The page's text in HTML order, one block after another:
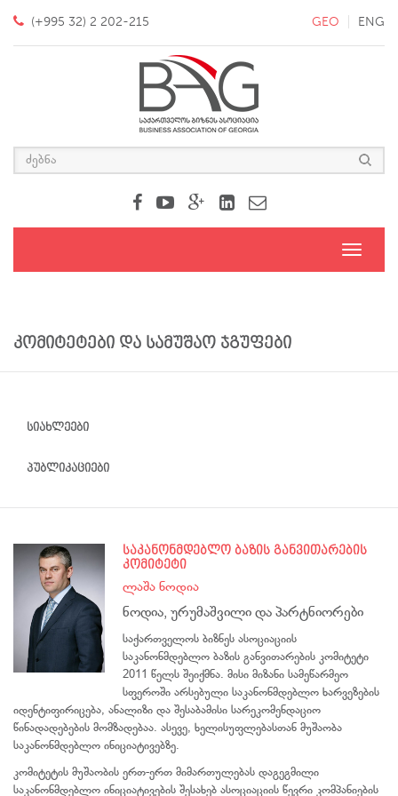
(+995 32) 2 202-215 GEO ENG
Toggle
კომიტეტები და სამუშაო ჯგუფები
სიახლეები
პუბლიკაციები
საკანონმდებლო ბაზის განვითარების
კომიტეტი
ლაშა ნოდია
ნოდია, ურუმაშვილი და პარტნიორები
საქართველოს ბიზნეს ასოციაციის
საკანონმდებლო ბაზის განვითარების კომიტეტი
2011 წელს შეიქმნა. მისი მიზანი სამეწარმეო
სფეროში არსებული საკანონმდებლო ხარვეზების
იდენტიფირიცება, ანალიზი და შესაბამისი სარეკომენდაციო
წინადადებების მომზადებაა. ასევე, ხელისუფლებასთან მუშაობა
საკანონმდებლო ინიციატივებზე.
კომიტეტის მუშაობის ერთ-ერთ მიმართულებას დაგეგმილი
საკანონმდებლო ინიციატივების შესახებ ასოციაციის წევრი კომპანიების